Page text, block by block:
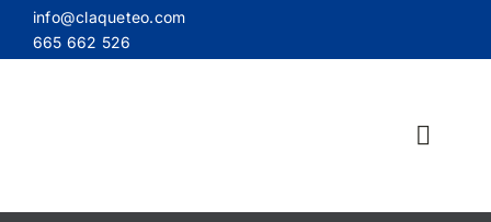
Saltarinfo@claqueteo.com
665 662 526
Toggle